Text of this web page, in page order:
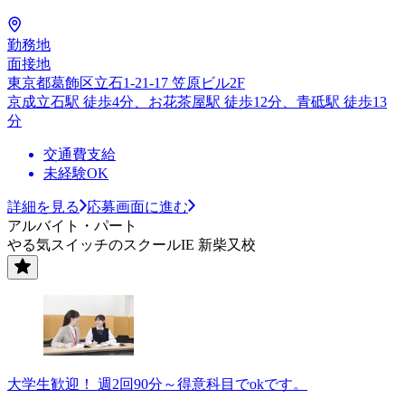
勤務地
面接地
東京都葛飾区立石1-21-17 笠原ビル2F
京成立石駅 徒歩4分、お花茶屋駅 徒歩12分、青砥駅 徒歩13
分
交通費支給
未経験OK
詳細を見る
応募画面に進む
アルバイト・パート
やる気スイッチのスクールIE 新柴又校
大学生歓迎！ 週2回90分～得意科目でokです。